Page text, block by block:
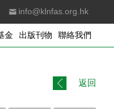
info@klnfas.org.hk
聯絡我們
出版刊物
金
返回